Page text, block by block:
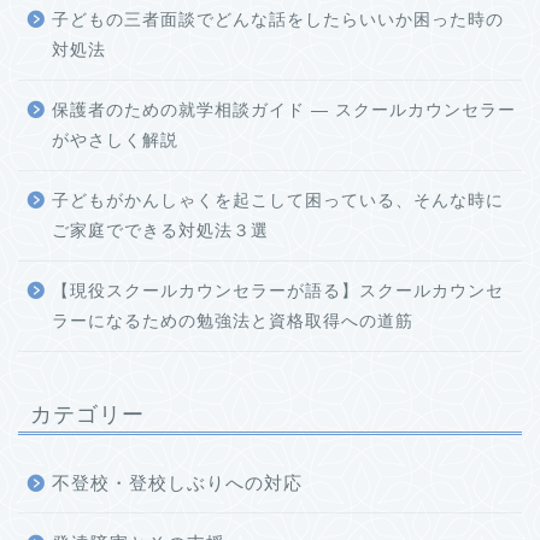
子どもの三者面談でどんな話をしたらいいか困った時の
対処法
保護者のための就学相談ガイド ― スクールカウンセラー
がやさしく解説
子どもがかんしゃくを起こして困っている、そんな時に
ご家庭でできる対処法３選
【現役スクールカウンセラーが語る】スクールカウンセ
ラーになるための勉強法と資格取得への道筋
カテゴリー
不登校・登校しぶりへの対応